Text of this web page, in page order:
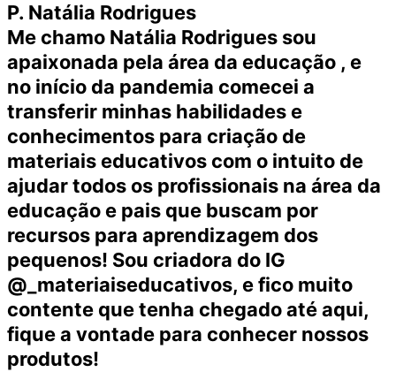
P. Natália Rodrigues
Me chamo Natália Rodrigues sou
apaixonada pela área da educação , e
no início da pandemia comecei a
transferir minhas habilidades e
conhecimentos para criação de
materiais educativos com o intuito de
ajudar todos os profissionais na área da
educação e pais que buscam por
recursos para aprendizagem dos
pequenos! Sou criadora do IG
@_materiaiseducativos, e fico muito
contente que tenha chegado até aqui,
fique a vontade para conhecer nossos
produtos!